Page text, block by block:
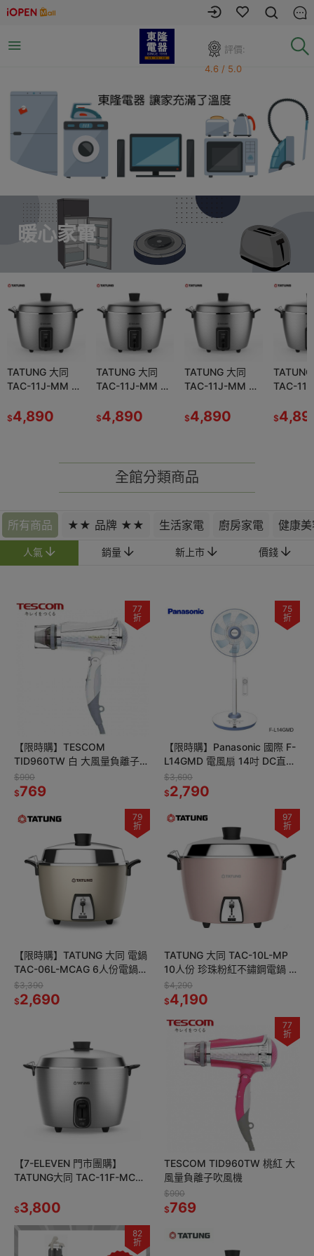
評價:
4.6 / 5.0
暖心家電
TATUNG 大同
TAC-11J-MM 電
不鏽鋼配件 保溫
切換開關
$4,890
TATUNG 大同
TAC-11J-MM 電
不鏽鋼配件 保溫
切換開關
$4,890
TATUNG 大同
TAC-11J-MM 電
不鏽鋼配件 保溫
切換開關
$4,890
TAC-
不鏽鋼
切換開關
$
全館分類商品
所有商品 ★★ 品牌 ★★ 生活家電 廚房家電 健康
人氣 銷量 新上市 價錢
77
折
【限時購】TESCOM
TID960TW 白 大風量負離子吹
風機
$990
$769
75
折
【限時購】Panasonic 國際 F-
L14GMD 電風扇 14吋 DC直流
馬達 新7枚扇
$3,690
$2,790
79
折
【限時購】TATUNG 大同 電鍋
TAC-06L-MCAG 6人份電鍋
文藝金 全不鏽鋼配件 簡配
$3,390
$2,690
97
折
TATUNG 大同 TAC-10L-MP
10人份 珍珠粉紅不鏽鋼電鍋 全
配 大同電鍋
$4,290
$4,190
【7-ELEVEN 門市團購】
TATUNG大同 TAC-11F-MCM
$3,800
77
折
TESCOM TID960TW 桃紅 大
風量負離子吹風機
$990
$769
82
折